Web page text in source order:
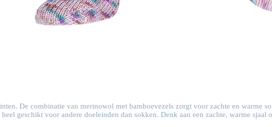
De combinatie van merinowol met bamboevezels zorgt voor zachte en warme
geschikt voor andere doeleinden dan sokken. Denk aan een zachte, warme sjaal